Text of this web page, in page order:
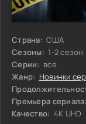
Страна: США
Сезоны: 1-2 сезон
Серии: все
Жанр: Новинки
Премьера сериала:
Качество: 4K UHD